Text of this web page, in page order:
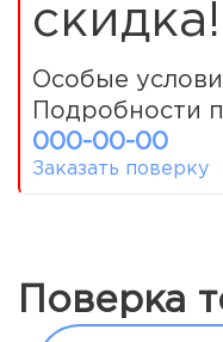
скидка!
Особые
Подробности
000-00-00
Заказать поверку
Поверка